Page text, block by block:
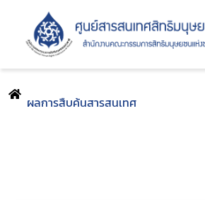
ผลการสืบค้นสารสนเทศ